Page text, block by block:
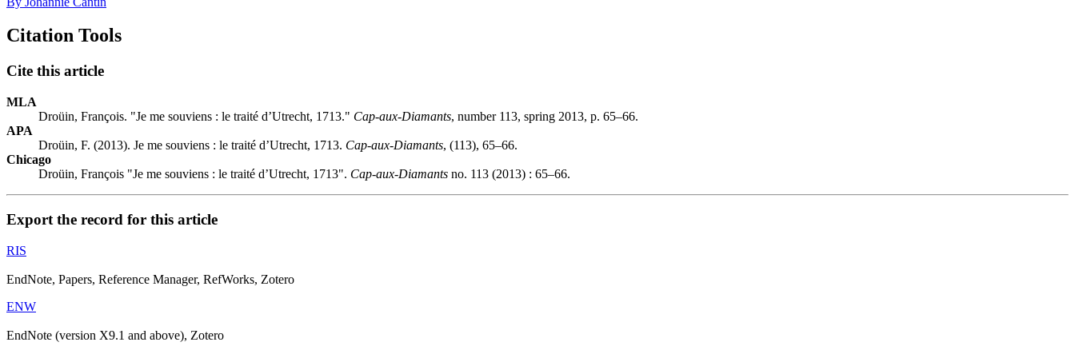
Citation Tools
Cite this article
MLA
Droüin, François. "Je me souviens : le traité d’Utrecht, 1713." Cap-aux-Diamants, number 113, spring 2013, p. 65–66.
APA
Droüin, F. (2013). Je me souviens : le traité d’Utrecht, 1713. Cap-aux-Diamants, (113), 65–66.
Chicago
Droüin, François "Je me souviens : le traité d’Utrecht, 1713". Cap-aux-Diamants no. 113 (2013) : 65–66.
Export the record for this article
RIS
EndNote, Papers, Reference Manager, RefWorks, Zotero
ENW
EndNote (version X9.1 and above), Zotero